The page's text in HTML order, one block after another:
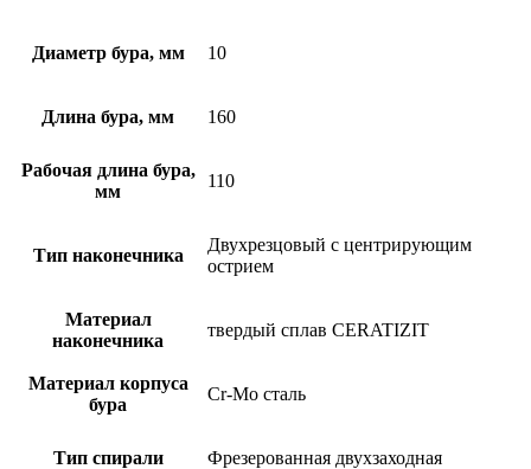
Диаметр бура, мм 10
Длина бура, мм 160
Рабочая длина бура,
мм
110
Тип наконечника
Двухрезцовый с центрирующим
острием
Материал
наконечника
твердый сплав CERATIZIT
Материал корпуса
бура
Cr-Mo сталь
Тип спирали Фрезерованная двухзаходная